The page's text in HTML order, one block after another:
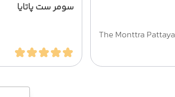
The Monttra Pattaya
سومر ست پاتایا